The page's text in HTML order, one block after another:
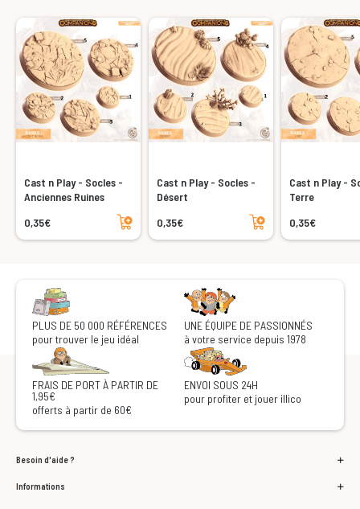
Cast n Play - Socles -
Anciennes Ruines
0,35€
Ajouter au panier
Cast n Play - Socles -
Désert
0,35€
Ajouter au panier
Cast n Play -
Terre
0,35€
PLUS DE 50 000 RÉFÉRENCES
pour trouver le jeu idéal
UNE ÉQUIPE DE PASSIONNÉS
à votre service depuis 1978
FRAIS DE PORT À PARTIR DE
1,95€
offerts à partir de 60€
ENVOI SOUS 24H
pour profiter et jouer illico
Besoin d'aide ?
Informations